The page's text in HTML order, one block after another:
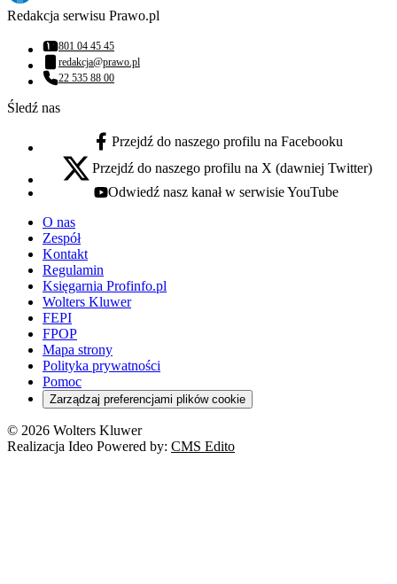
Redakcja serwisu Prawo.pl
Numer telefonu:
801 04 45 45
Adres email:
redakcja@prawo.pl
Numer telefonu:
22 535 88 00
Śledź nas
facebook - otwiera się w nowej karcie
Przejdź do naszego profilu na Facebooku
x - otwiera się w nowej karcie
Przejdź do naszego profilu na X (dawniej Twitter)
youtube - otwiera się w nowej karcie
Odwiedź nasz kanał w serwisie YouTube
O nas
Zespół
Kontakt
Regulamin
Księgarnia Profinfo.pl
Wolters Kluwer
FEPI
FPOP
Mapa strony
Polityka prywatności
Pomoc
Zarządzaj preferencjami plików cookie
© 2026 Wolters Kluwer
Realizacja Ideo Powered by: CMS Edito